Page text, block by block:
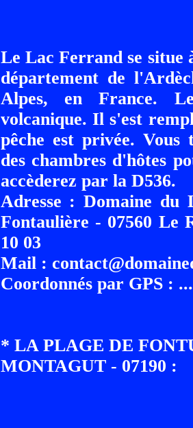
Le Lac Ferrand se situe
département de
Alpes, en France.
volcanique. Il s'est
pêche est privée.
des chambres d'hôtes
accèderez par la D536.
Adresse : Domaine
Fontaulière - 07560 Le
10 03
Mail :
Coordonnés par GPS :
* LA PLAGE DE
MONTAGUT - 07190 :